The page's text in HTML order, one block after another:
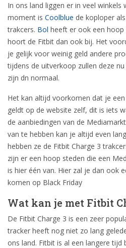
In ons land liggen er in veel winkels
moment is Coolblue de koploper
trakcers. Bol heeft er ook een
hoort de Fitbit dan ook bij. Het
je gelijk voor weinig geld andere
tijdens de uitverkoop zullen deze
zijn dn normaal.
Het kan altijd voorkomen dat je
geldt op de website zelf, dit is iets
de aanbiedingen van de
van te hebben kan je altijd even
hebben ze de Fitbit Charge 3
zijn er een hoop steden die een
is hier één van. Hier zal je dan ook
komen op Black Friday
Wat kan je met Fitbit
De Fitbit Charge 3 is een zeer
tracker heeft nog niet zo lang
ons land. Fitbit is al een langere